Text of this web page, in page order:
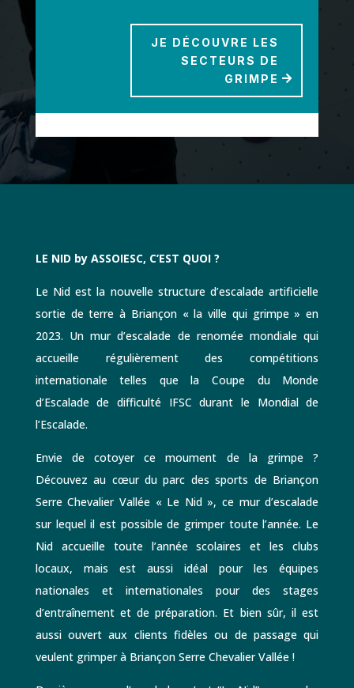
JE DÉCOUVRE LES
SECTEURS DE
GRIMPE
LE NID by ASSOIESC, C’EST QUOI ?
Le Nid est la nouvelle structure d’escalade artificielle
sortie de terre à Briançon « la ville qui grimpe » en
2023. Un mur d’escalade de renomée mondiale qui
accueille régulièrement des compétitions
internationale telles que la Coupe du Monde
d’Escalade de difficulté IFSC durant le Mondial de
l’Escalade.
Envie de cotoyer ce moument de la grimpe ?
Découvez au cœur du parc des sports de Briançon
Serre Chevalier Vallée « Le Nid », ce mur d’escalade
sur lequel il est possible de grimper toute l’année. Le
Nid accueille toute l’année scolaires et les clubs
locaux, mais est aussi idéal pour les équipes
nationales et internationales pour des stages
d’entraînement et de préparation. Et bien sûr, il est
aussi ouvert aux clients fidèles ou de passage qui
veulent grimper à Briançon Serre Chevalier Vallée !